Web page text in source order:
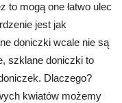
to mogą one łatwo ulec
jest jak
doniczki wcale nie są
szklane doniczki to
Dlaczego?
kwiatów możemy